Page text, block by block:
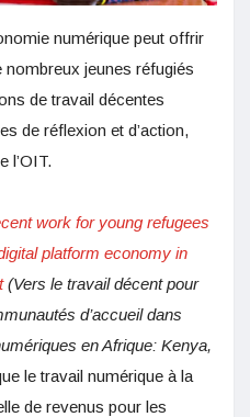
numérique peut offrir
nombreux jeunes réfugiés
de travail décentes
de réflexion et d’action,
l’OIT.
work for young refugees
platform economy in
(Vers le travail décent pour
d’accueil dans
en Afrique: Kenya,
le travail numérique à la
de revenus pour les